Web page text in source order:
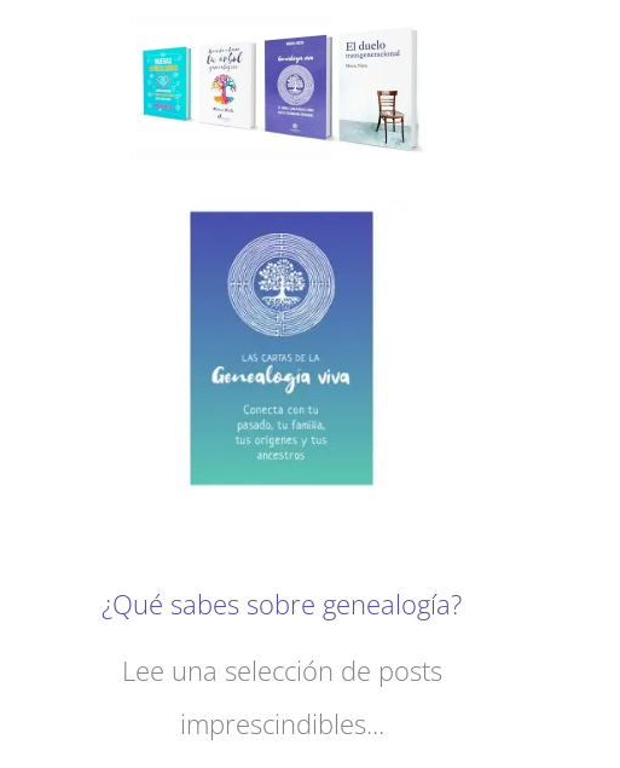
¿Qué sabes sobre genealogía?
Lee una selección de posts
imprescindibles...